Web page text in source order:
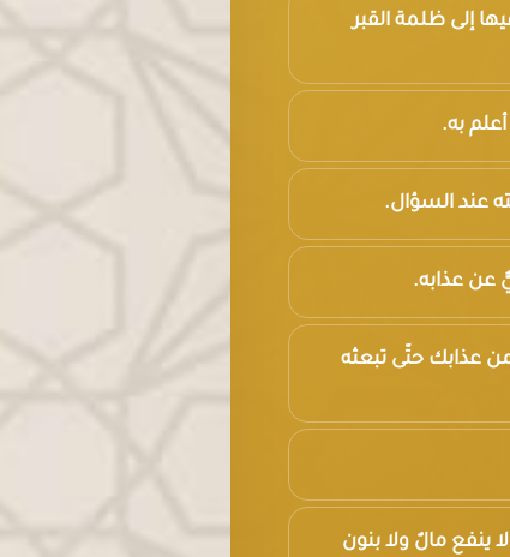
إلى ظلمة القبر
به.
عند السؤال.
عن عذابه.
عذابك حتّى تبعثه
ينفع مالٌ ولا بنون